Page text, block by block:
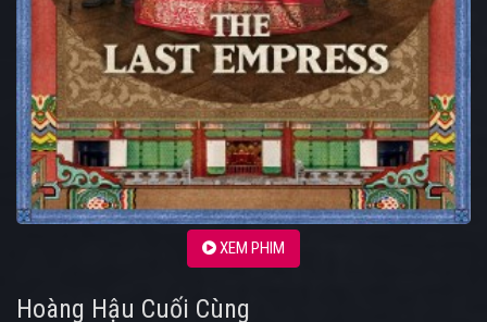
XEM PHIM
Hoàng Hậu Cuối Cùng